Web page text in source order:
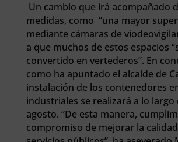
Un cambio que irá acompañado
medidas, como “una mayor
mediante cámaras de
a que muchos de estos espacios
convertido en vertederos”. En
como ha apuntado el alcalde de
instalación de los contenedores
industriales se realizará a lo largo
agosto. “De esta manera,
compromiso de mejorar la